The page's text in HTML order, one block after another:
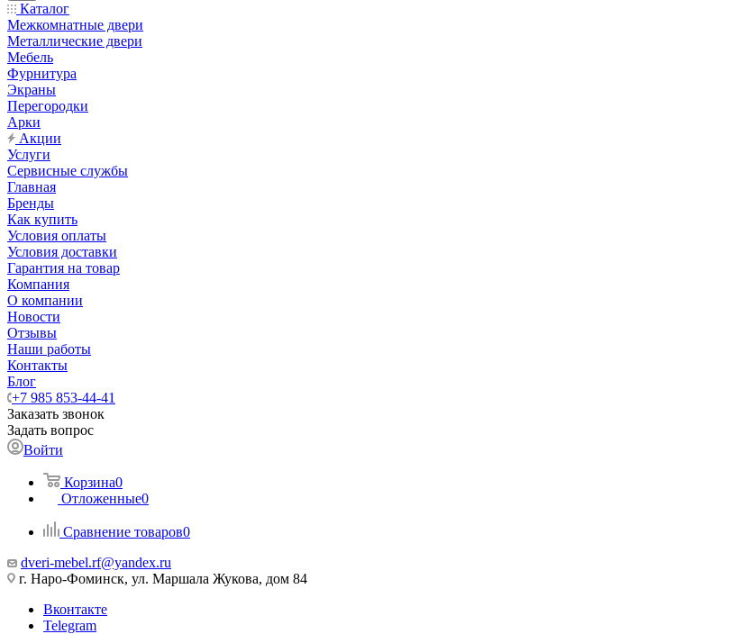
Каталог
Межкомнатные двери
Металлические двери
Мебель
Фурнитура
Экраны
Перегородки
Арки
Акции
Услуги
Сервисные службы
Главная
Бренды
Как купить
Условия оплаты
Условия доставки
Гарантия на товар
Компания
О компании
Новости
Отзывы
Наши работы
Контакты
Блог
+7 985 853-44-41
Заказать звонок
Задать вопрос
Войти
Корзина0
Отложенные0
Сравнение товаров0
dveri-mebel.rf@yandex.ru
г. Наро-Фоминск, ул. Маршала Жукова, дом 84
Вконтакте
Telegram